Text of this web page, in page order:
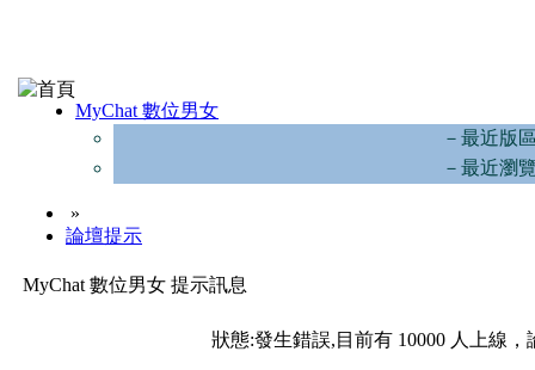
MyChat 數位男女
－最近版
－最近瀏
»
論壇提示
MyChat 數位男女 提示訊息
狀態:發生錯誤,目前有 10000 人上線